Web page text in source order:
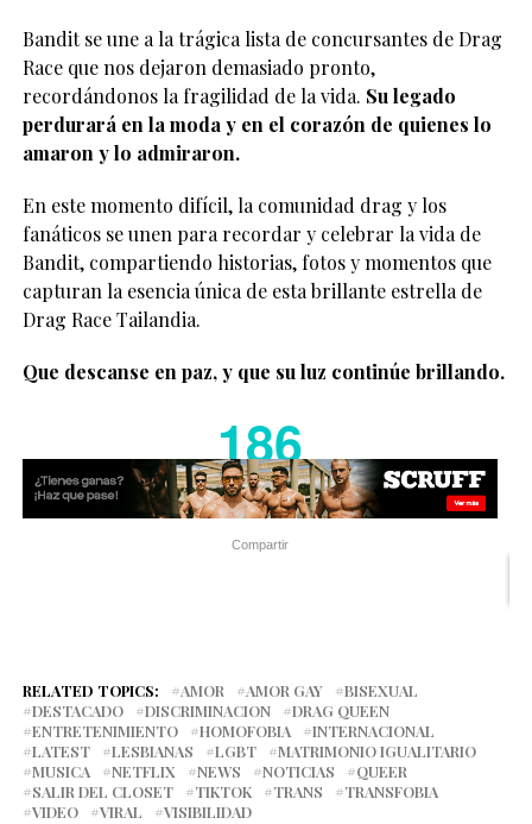
Bandit se une a la trágica lista de concursantes de Drag
Race que nos dejaron demasiado pronto,
recordándonos la fragilidad de la vida. Su legado
perdurará en la moda y en el corazón de quienes lo
amaron y lo admiraron.
En este momento difícil, la comunidad drag y los
fanáticos se unen para recordar y celebrar la vida de
Bandit, compartiendo historias, fotos y momentos que
capturan la esencia única de esta brillante estrella de
Drag Race Tailandia.
Que descanse en paz, y que su luz continúe brillando.
186
Compartir
RELATED TOPICS: AMOR AMOR GAY
BISEXUAL
DESTACADO
DISCRIMINACION
DRAG QUEEN
ENTRETENIMIENTO
HOMOFOBIA
INTERNACIONAL
LATEST
LESBIANAS LGBT
MATRIMONIO IGUALITARIO
MUSICA
NETFLIX NEWS NOTICIAS
QUEER
SALIR DEL CLOSET
TIKTOK TRANS
TRANSFOBIA
VIDEO
VIRAL VISIBILIDAD